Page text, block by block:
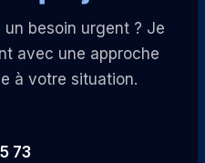
besoin urgent ? Je
avec une approche
à votre situation.
73